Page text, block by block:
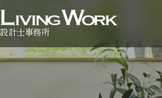
設計士事務所